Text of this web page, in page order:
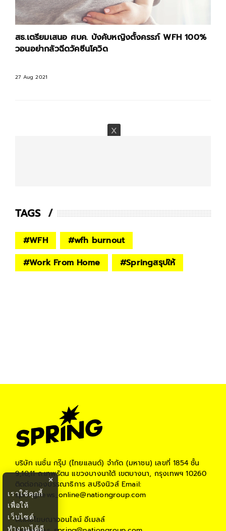
สธ.เตรียมเสนอ ศบค. บังคับหญิงตั้งครรภ์ WFH 100%
วอนอย่ากลัวฉีดวัคซีนโควิด
27 Aug 2021
TAGS
#WFH #wfh burnout
#Work From Home #Springสรุปให้
บริษัท เนชั่น กรุ๊ป (ไทยแลนด์) จำกัด (มหาชน) เลขที่ 1854 ชั้น
9,10,11 ถ.เทพรัตน แขวงบางนาใต้ เขตบางนา, กรุงเทพฯ 10260
ติดต่อกองบรรณาธิการ สปริงนิวส์Email:
springnews_online@nationgroup.com
ติดต่อโฆษณาออนไลน์ อีเมลล์
×
เราใช้คุกกี้
เพื่อให้
เว็บไซต์
ทำงานได้ดี